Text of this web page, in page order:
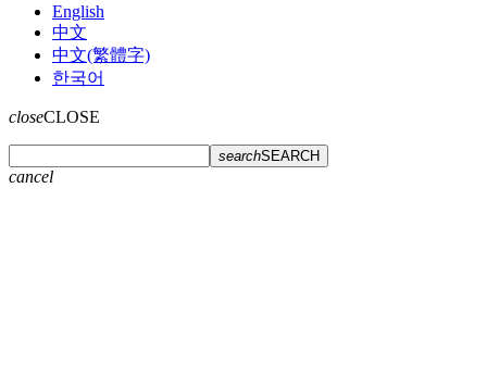
English
中文
中文(繁體字)
한국어
closeCLOSE
searchSEARCH
cancel